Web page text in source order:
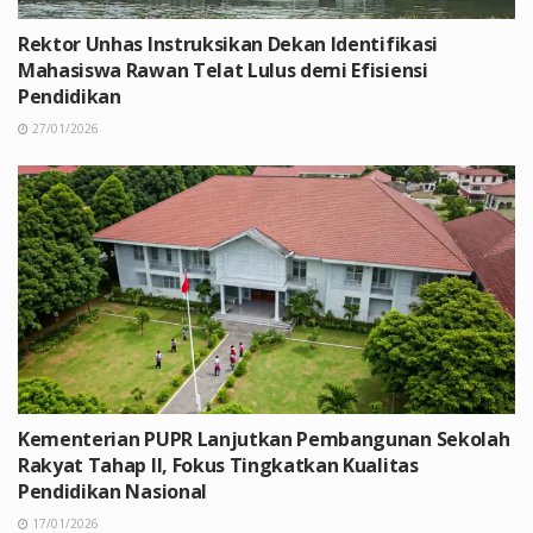
Rektor Unhas Instruksikan Dekan Identifikasi
Mahasiswa Rawan Telat Lulus demi Efisiensi
Pendidikan
27/01/2026
Kementerian PUPR Lanjutkan Pembangunan Sekolah
Rakyat Tahap II, Fokus Tingkatkan Kualitas
Pendidikan Nasional
17/01/2026